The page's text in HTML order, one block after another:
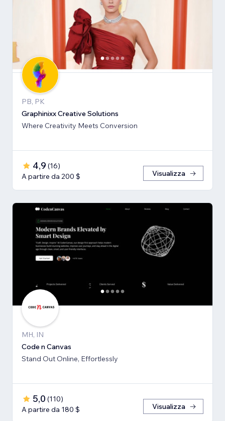
PB, PK
Graphinixx Creative Solutions
Where Creativity Meets Conversion
4,9 (16)
A partire da 200 $
Visualizza
MH, IN
Code n Canvas
Stand Out Online, Effortlessly
5,0 (110)
A partire da 180 $
Visualizza